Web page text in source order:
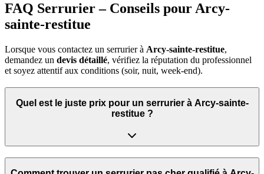
FAQ Serrurier – Conseils pour Arcy-
sainte-restitue
Lorsque vous contactez un serrurier à Arcy-sainte-restitue,
demandez un devis détaillé, vérifiez la réputation du professionnel
et soyez attentif aux conditions (soir, nuit, week‑end).
Quel est le juste prix pour un serrurier à Arcy-sainte-
restitue ?